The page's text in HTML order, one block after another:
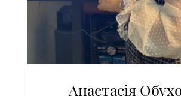
Анастасія